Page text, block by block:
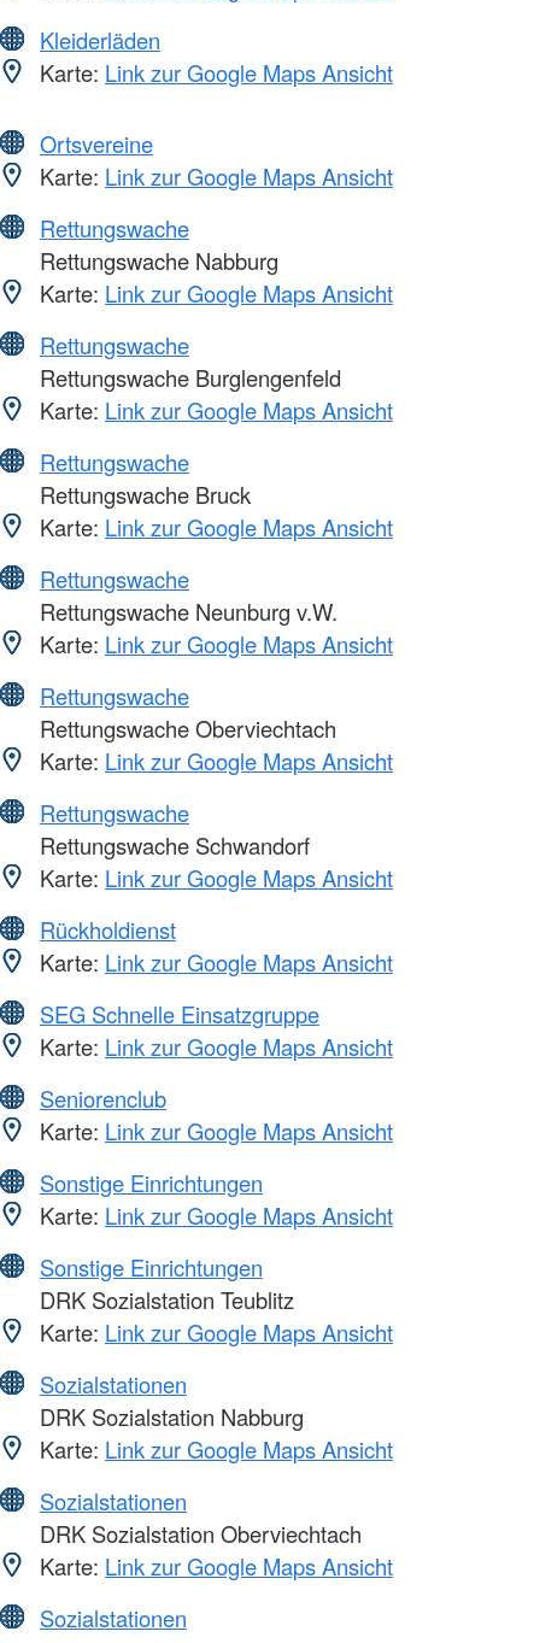
Kleiderläden
Karte: Link zur Google Maps Ansicht
Ortsvereine
Karte: Link zur Google Maps Ansicht
Rettungswache
Rettungswache Nabburg
Karte: Link zur Google Maps Ansicht
Rettungswache
Rettungswache Burglengenfeld
Karte: Link zur Google Maps Ansicht
Rettungswache
Rettungswache Bruck
Karte: Link zur Google Maps Ansicht
Rettungswache
Rettungswache Neunburg v.W.
Karte: Link zur Google Maps Ansicht
Rettungswache
Rettungswache Oberviechtach
Karte: Link zur Google Maps Ansicht
Rettungswache
Rettungswache Schwandorf
Karte: Link zur Google Maps Ansicht
Rückholdienst
Karte: Link zur Google Maps Ansicht
SEG Schnelle Einsatzgruppe
Karte: Link zur Google Maps Ansicht
Seniorenclub
Karte: Link zur Google Maps Ansicht
Sonstige Einrichtungen
Karte: Link zur Google Maps Ansicht
Sonstige Einrichtungen
DRK Sozialstation Teublitz
Karte: Link zur Google Maps Ansicht
Sozialstationen
DRK Sozialstation Nabburg
Karte: Link zur Google Maps Ansicht
Sozialstationen
DRK Sozialstation Oberviechtach
Karte: Link zur Google Maps Ansicht
Sozialstationen